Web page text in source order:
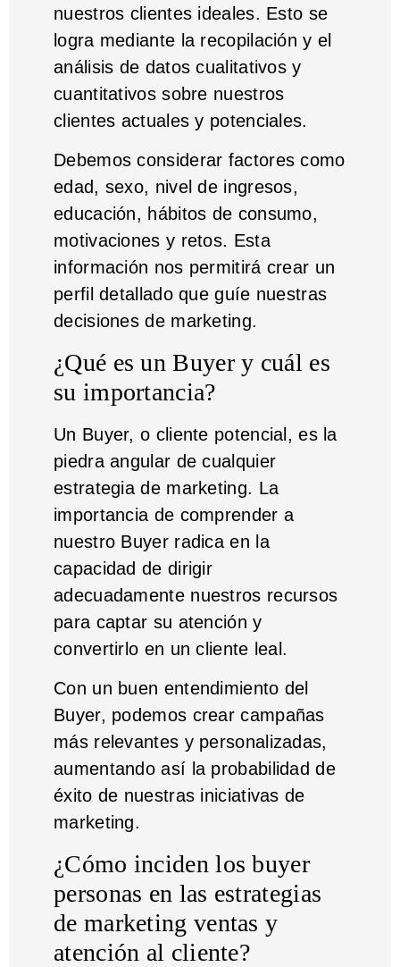
nuestros clientes ideales. Esto se
logra mediante la recopilación y el
análisis de datos cualitativos y
cuantitativos sobre nuestros
clientes actuales y potenciales.
Debemos considerar factores como
edad, sexo, nivel de ingresos,
educación, hábitos de consumo,
motivaciones y retos. Esta
información nos permitirá crear un
perfil detallado que guíe nuestras
decisiones de marketing.
¿Qué es un Buyer y cuál es
su importancia?
Un Buyer, o cliente potencial, es la
piedra angular de cualquier
estrategia de marketing. La
importancia de comprender a
nuestro Buyer radica en la
capacidad de dirigir
adecuadamente nuestros recursos
para captar su atención y
convertirlo en un cliente leal.
Con un buen entendimiento del
Buyer, podemos crear campañas
más relevantes y personalizadas,
aumentando así la probabilidad de
éxito de nuestras iniciativas de
marketing.
¿Cómo inciden los buyer
personas en las estrategias
de marketing ventas y
atención al cliente?